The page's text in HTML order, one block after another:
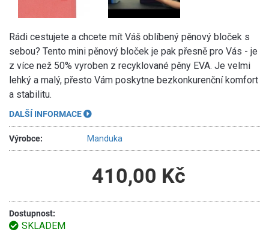
Rádi cestujete a chcete mít Váš oblíbený pěnový bloček s
sebou? Tento mini pěnový bloček je pak přesně pro Vás - je
z více než 50% vyroben z recyklované pěny EVA. Je velmi
lehký a malý, přesto Vám poskytne bezkonkurenční komfort
a stabilitu.
DALŠÍ INFORMACE
Výrobce: Manduka
410,00 Kč
Dostupnost:
SKLADEM